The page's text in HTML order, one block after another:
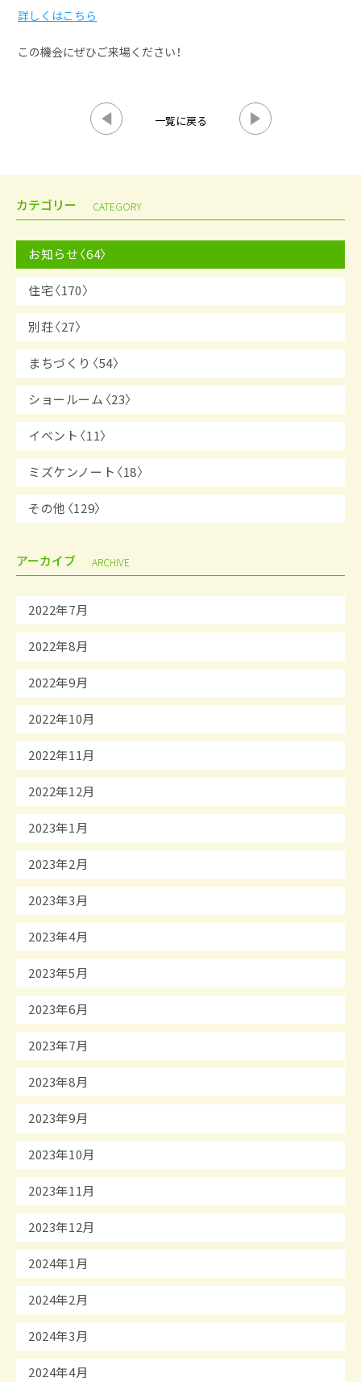
詳しくはこちら
この機会にぜひご来場ください！
一覧に戻る
カテゴリー CATEGORY
お知らせ〈64〉
住宅〈170〉
別荘〈27〉
まちづくり〈54〉
ショールーム〈23〉
イベント〈11〉
ミズケンノート〈18〉
その他〈129〉
アーカイブ ARCHIVE
2022年7月
2022年8月
2022年9月
2022年10月
2022年11月
2022年12月
2023年1月
2023年2月
2023年3月
2023年4月
2023年5月
2023年6月
2023年7月
2023年8月
2023年9月
2023年10月
2023年11月
2023年12月
2024年1月
2024年2月
2024年3月
2024年4月